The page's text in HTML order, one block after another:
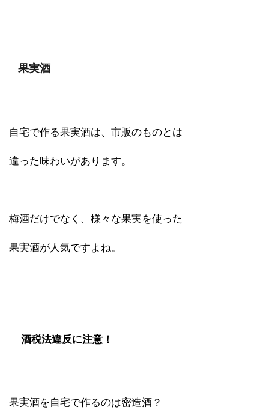
果実酒
自宅で作る果実酒は、市販のものとは
違った味わいがあります。
梅酒だけでなく、様々な果実を使った
果実酒が人気ですよね。
酒税法違反に注意！
果実酒を自宅で作るのは密造酒？